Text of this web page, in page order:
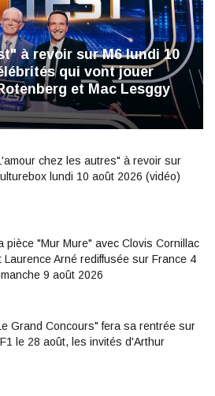
à revoir sur M6 lundi 10
qui vont jouer
et Mac Lesggy
chez les autres" à revoir sur
lundi 10 août 2026 (vidéo)
pièce "Mur Mure" avec Clovis Cornillac
Laurence Arné rediffusée sur France 4
9 août 2026
Grand Concours" fera sa rentrée sur
le 28 août, les invités d'Arthur